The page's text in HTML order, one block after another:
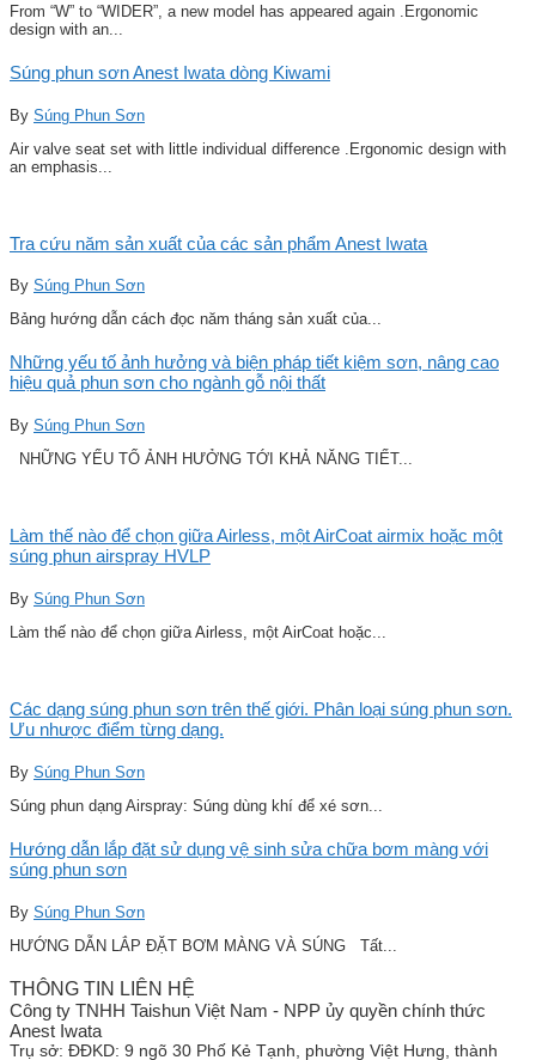
From “W” to “WIDER”, a new model has appeared again .Ergonomic
design with an...
Súng phun sơn Anest Iwata dòng Kiwami
By Súng Phun Sơn
Air valve seat set with little individual difference .Ergonomic design with
an emphasis...
Tra cứu năm sản xuất của các sản phẩm Anest Iwata
By Súng Phun Sơn
Bảng hướng dẫn cách đọc năm tháng sản xuất của...
Những yếu tố ảnh hưởng và biện pháp tiết kiệm sơn, nâng cao
hiệu quả phun sơn cho ngành gỗ nội thất
By Súng Phun Sơn
NHỮNG YẾU TỐ ẢNH HƯỞNG TỚI KHẢ NĂNG TIẾT...
Làm thế nào để chọn giữa Airless, một AirCoat airmix hoặc một
súng phun airspray HVLP
By Súng Phun Sơn
Làm thế nào để chọn giữa Airless, một AirCoat hoặc...
Các dạng súng phun sơn trên thế giới. Phân loại súng phun sơn.
Ưu nhược điểm từng dạng.
By Súng Phun Sơn
Súng phun dạng Airspray: Súng dùng khí để xé sơn...
Hướng dẫn lắp đặt sử dụng vệ sinh sửa chữa bơm màng với
súng phun sơn
By Súng Phun Sơn
HƯỚNG DẪN LẮP ĐẶT BƠM MÀNG VÀ SÚNG Tất...
THÔNG TIN LIÊN HỆ
Công ty TNHH Taishun Việt Nam - NPP ủy quyền chính thức
Anest Iwata
Trụ sở: ĐĐKD: 9 ngõ 30 Phố Kẻ Tạnh, phường Việt Hưng, thành